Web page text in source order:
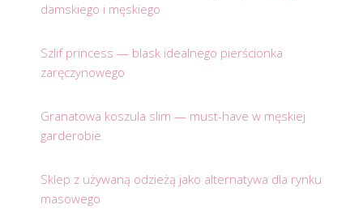
damskiego i męskiego
Szlif princess — blask idealnego pierścionka
zaręczynowego
Granatowa koszula slim — must-have w męskiej
garderobie
Sklep z używaną odzieżą jako alternatywa dla rynku
masowego